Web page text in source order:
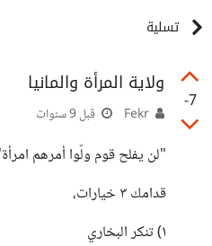
تسلية
-7
ولاية المرأة والمانيا
قبل 9 سنوات
"لن يفلح قوم ولّوا أمرهم
قدامك ٣ خيارات،
١) تنكر البخاري